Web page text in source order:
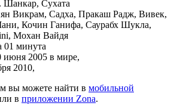
Шанкар, Сухата
Викрам, Садха, Пракаш Радж, Вивек,
Кочин Ганифа, Саурабх Шукла,
Мохан Вайдя
01 минута
июня 2005 в мире,
2010,
вы можете найти в мобильной
в приложении Zona.